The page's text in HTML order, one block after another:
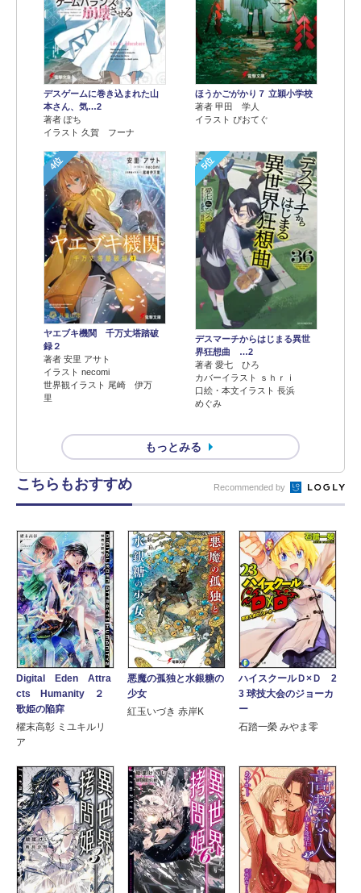
デスゲームに巻き込まれた山
本さん、気…2
著者 ぽち
イラスト 久賀 フーナ
ほうかごがかり７ 立穎小学校
著者 甲田 学人
イラスト ぴおてぐ
4位
ヤエブキ機関 千万丈塔踏破
録２
著者 安里 アサト
イラスト necomi
世界観イラスト 尾崎 伊万
里
5位
デスマーチからはじまる異世
界狂想曲 …2
著者 愛七 ひろ
カバーイラスト ｓｈｒｉ
口絵・本文イラスト 長浜
めぐみ
もっとみる
こちらもおすすめ Recommended by
Digital Eden Attra
cts Humanity ２
歌姫の陥穽
櫂末高彰 ミユキルリ
ア
悪魔の孤独と水銀糖の
少女
紅玉いづき 赤岸K
ハイスクールＤ×Ｄ 2
3 球技大会のジョーカ
ー
石踏一榮 みやま零